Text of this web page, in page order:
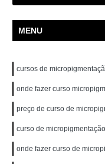
MENU
cursos de
onde fazer curso
preço de curso de
curso de
onde fazer curso de